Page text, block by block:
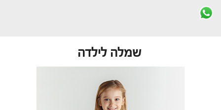
שמלה לילדה